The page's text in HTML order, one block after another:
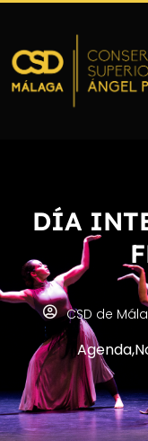
DÍA
CSD de
Agenda,